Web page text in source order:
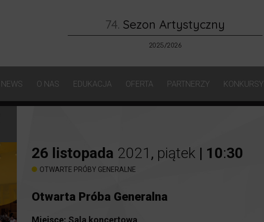
74. Sezon Artystyczny
2025/2026
NEWS O NAS EDUKACJA OFERTA PARTNERZY KONKURSY
26 listopada 2021 , piątek | 10:30
OTWARTE PRÓBY GENERALNE
Otwarta Próba Generalna
Miejsce: Sala koncertowa